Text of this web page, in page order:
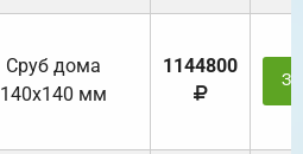
Cруб дома
140х140 мм
1144800